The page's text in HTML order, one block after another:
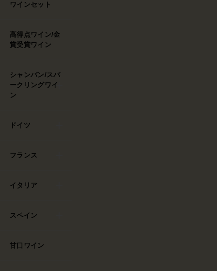
ワインセット
高得点ワイン/金
賞受賞ワイン
シャンパン/スパ
ークリングワイ
ン
ドイツ
フランス
イタリア
スペイン
甘口ワイン